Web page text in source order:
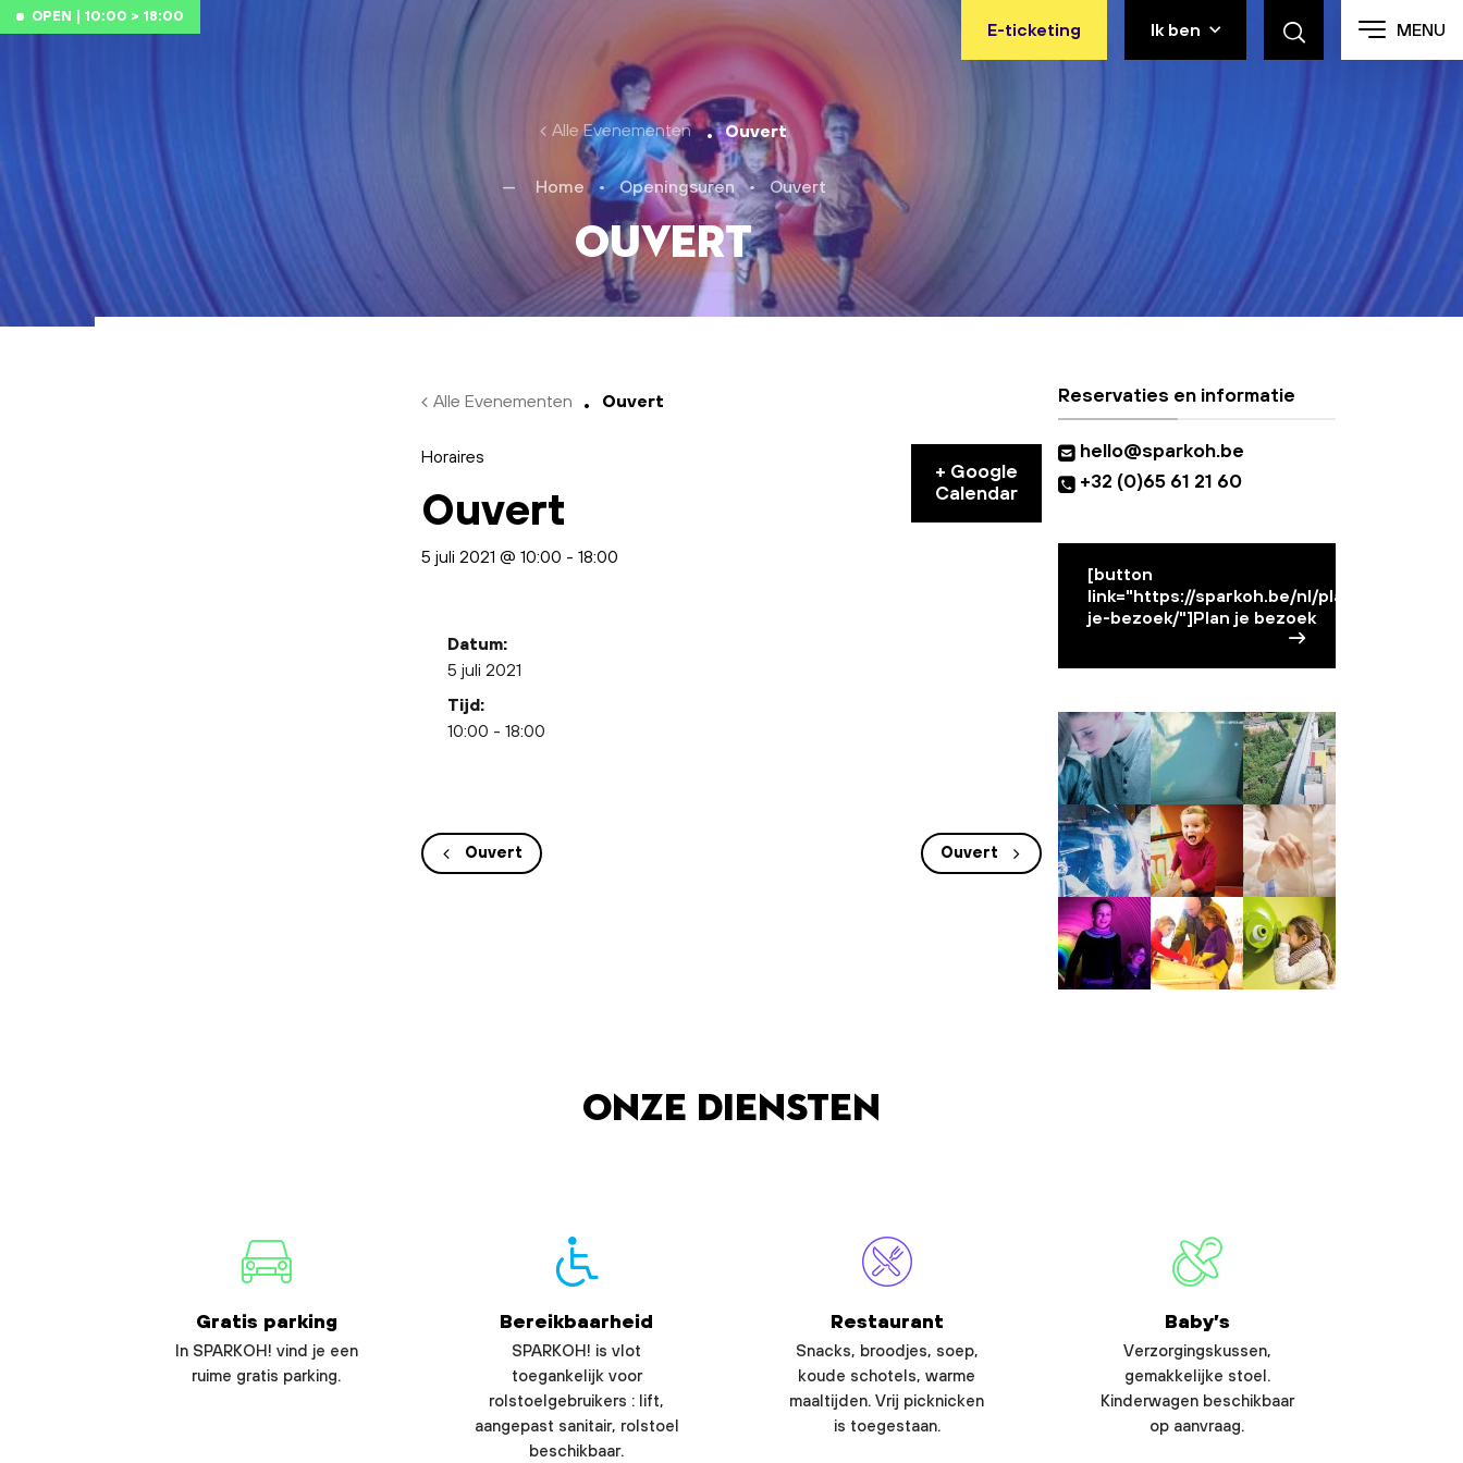
Skip to main content
OPEN | 10:00 > 18:00
E-ticketing Ik ben MENU
Alle Evenementen Ouvert
Ouvert
Home • Openingsuren • Ouvert
Alle Evenementen Ouvert
Horaires
Ouvert
5 juli 2021 @ 10:00 - 18:00
Datum:
5 juli 2021
Tijd:
10:00 - 18:00
+ Google
Calendar
Ouvert Ouvert
Reservaties en informatie
hello@sparkoh.be
+32 (0)65 61 21 60
[button
link="https://sparkoh.be/nl/plan-
je-bezoek/"]Plan je bezoek
Onze diensten
Gratis parking
In SPARKOH! vind je een
ruime gratis parking.
Bereikbaarheid
SPARKOH! is vlot
toegankelijk voor
rolstoelgebruikers : lift,
aangepast sanitair, rolstoel
beschikbaar.
Restaurant
Snacks, broodjes, soep,
koude schotels, warme
maaltijden. Vrij picknicken
is toegestaan.
Baby’s
Verzorgingskussen,
gemakkelijke stoel.
Kinderwagen beschikbaar
op aanvraag.